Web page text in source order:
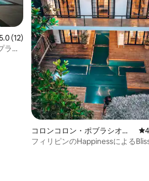
ュー12件、5つ星中5.0つ星の平均評価
(12)
ライ
コロンコロン・ポブラシオン
のヴィラ
レ
フィリピンのHappinessによる